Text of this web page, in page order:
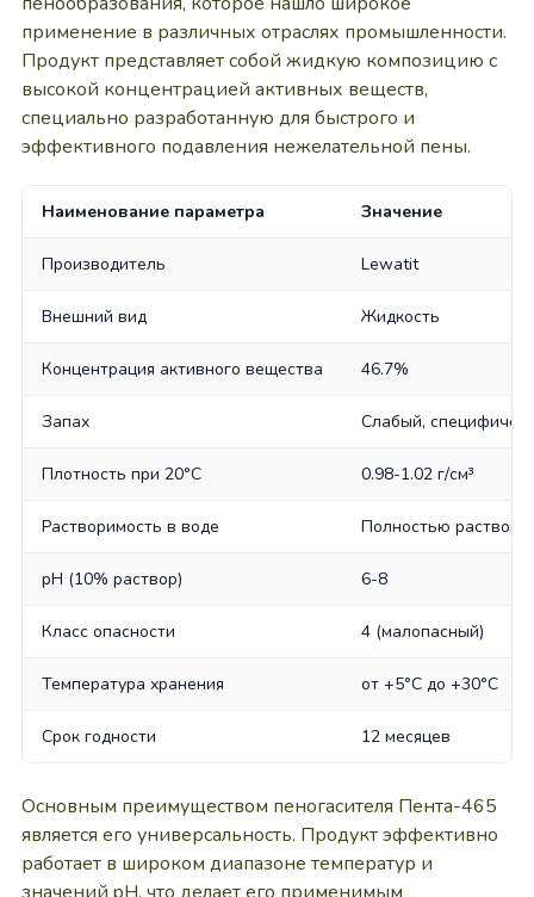
применение в различных отраслях промышленности.
Продукт представляет собой жидкую композицию с
высокой концентрацией активных веществ,
специально разработанную для быстрого и
эффективного подавления нежелательной пены.
Наименование параметра Значение
Производитель Lewatit
Внешний вид Жидкость
Концентрация активного вещества 46.7%
Запах Слабый,
Плотность при 20°C 0.98-1.02 г/см³
Растворимость в воде Полностью
pH (10% раствор) 6-8
Класс опасности 4 (малопасный)
Температура хранения от +5°C до +30°C
Срок годности 12 месяцев
Основным преимуществом пеногасителя Пента-465
является его универсальность. Продукт эффективно
работает в широком диапазоне температур и